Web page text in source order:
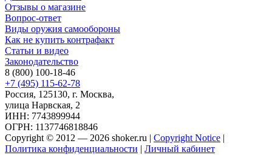
Отзывы о магазине
Вопрос-ответ
Виды оружия самообороны
Как не купить контрафакт
Статьи и видео
Законодательство
8 (800) 100-18-46
+7 (495) 115-62-78
Россия, 125130, г. Москва,
улица Нарвская, 2
ИНН: 7743899944
ОГРН: 1137746818846
Copyright © 2012 — 2026 shoker.ru | Copyright Notice |
Политика конфиденциальности | Личный кабинет